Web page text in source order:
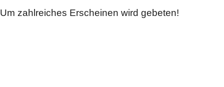
Um zahlreiches Erscheinen wird gebeten!